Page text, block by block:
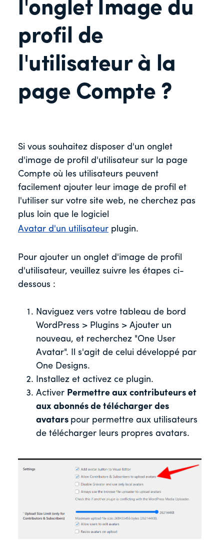
l'onglet Image du
profil de
l'utilisateur à la
page Compte ?
Si vous souhaitez disposer d'un onglet
d'image de profil d'utilisateur sur la page
Compte où les utilisateurs peuvent
facilement ajouter leur image de profil et
l'utiliser sur votre site web, ne cherchez pas
plus loin que le logiciel
Avatar d'un utilisateur plugin.
Pour ajouter un onglet d'image de profil
d'utilisateur, veuillez suivre les étapes ci-
dessous :
Naviguez vers votre tableau de bord
WordPress > Plugins > Ajouter un
nouveau, et recherchez "One User
Avatar". Il s'agit de celui développé par
One Designs.
Installez et activez ce plugin.
Activer Permettre aux contributeurs et
aux abonnés de télécharger des
avatars pour permettre aux utilisateurs
de télécharger leurs propres avatars.